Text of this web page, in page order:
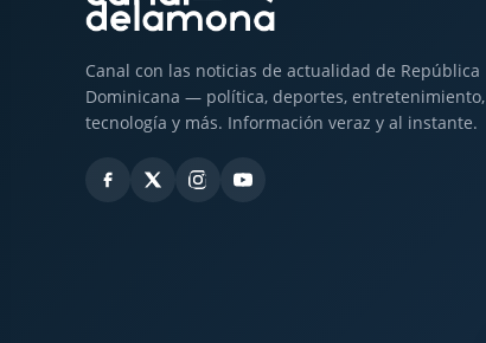
Canal con las noticias de actualidad de República
Dominicana — política, deportes, entretenimiento,
tecnología y más. Información veraz y al instante.